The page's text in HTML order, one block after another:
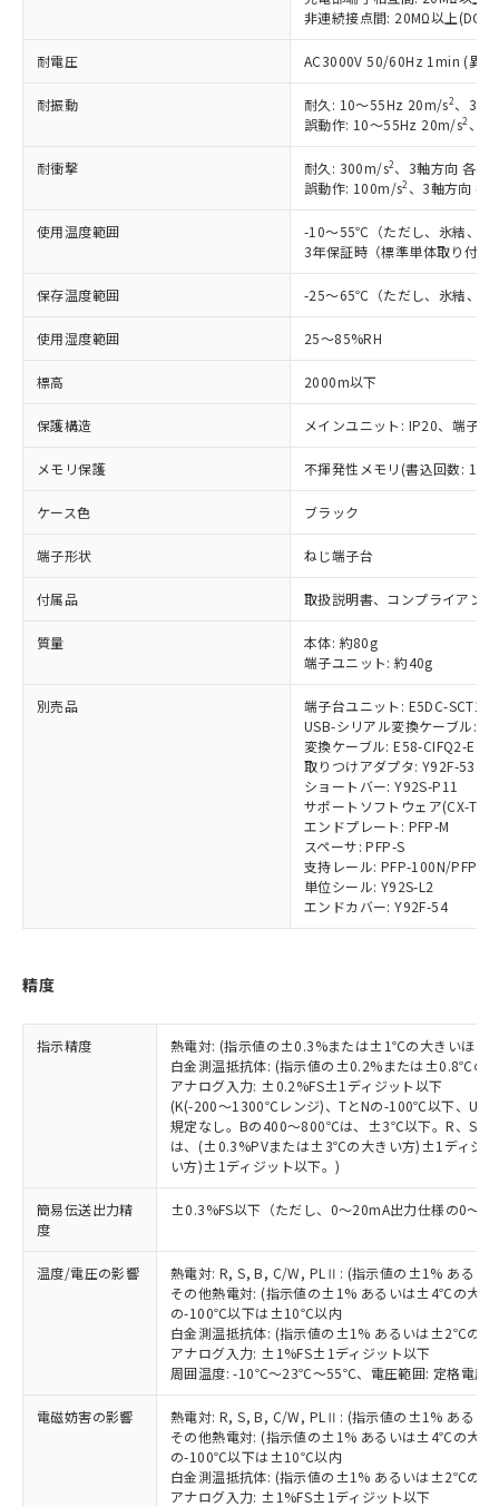
非連続接点間: 20MΩ以上
耐電圧 AC3000V 50/60Hz 1min (異極
耐振動 耐久: 10～55Hz 20m/s2、3軸
誤動作: 10～55Hz 20m/s2 、3
耐衝撃 耐久: 300m/s2、3軸方向 各3回
誤動作: 100m/s2 、3軸方向 各
使用温度範囲
-10～55℃（ただし、氷結、結
3年保証時（標準単体取り付
保存温度範囲 -25～65℃（ただし、氷結、結
使用湿度範囲 25～85%RH
標高 2000m以下
保護構造 メインユニット: IP20、端子
メモリ保護 不揮発性メモリ(書込回数: 100
ケース色 ブラック
端子形状 ねじ端子台
付属品 取扱説明書、コンプライアン
質量
本体: 約80g
端子ユニット: 約40g
別売品
端子台ユニット: E5DC-SCT1S
USB-シリアル変換ケーブル:
変換ケーブル: E58-CIFQ2-E
取りつけアダプタ: Y92F-53
ショートバー: Y92S-P11
サポートソフトウェア(CX-
エンドプレート: PFP-M
スペーサ: PFP-S
支持レール: PFP-100N/PFP-
単位シール: Y92S-L2
エンドカバー: Y92F-54
精度
指示精度
熱電対: (指示値の±0.3%または±1℃の大きいほう
白金測温抵抗体: (指示値の±0.2%または±0.8℃の
アナログ入力: ±0.2%FS±1ディジット以下
(K(-200～1300℃レンジ)、TとNの-100℃以下、U
規定なし。Bの400～800℃は、±3℃以下。R、S
は、(±0.3%PVまたは±3℃の大きい方)±1ディジ
い方)±1ディジット以下。)
簡易伝送出力精
度
±0.3%FS以下（ただし、0～20mA出力仕様の0～
温度/電圧の影響
熱電対: R, S, B, C/W, PLⅡ: (指示値の±1% ある
その他熱電対: (指示値の±1% あるいは±4℃の大き
の-100℃以下は±10℃以内
白金測温抵抗体: (指示値の±1% あるいは±2℃の大
アナログ入力: ±1%FS±1ディジット以下
周囲温度: -10℃～23℃～55℃、電圧範囲: 定格電圧
電磁妨害の影響
熱電対: R, S, B, C/W, PLⅡ: (指示値の±1% ある
その他熱電対: (指示値の±1% あるいは±4℃の大き
の-100℃以下は±10℃以内
白金測温抵抗体: (指示値の±1% あるいは±2℃の大
アナログ入力: ±1%FS±1ディジット以下
以下の条件をお読みいただき、同意のうえ
本サービスは、当社制御機器事業取扱
商品の当社在庫状況および標準価格
(税抜)を提供させていただくもので
当社制御機器事業取扱商品の中には、
本サービスの対象外となる商品もある
ことをご了承ください。
在庫状況および標準価格照会結果は、
記載している更新日時点での社内デー
タに基づき作成されるものであり、閲
覧された時点での実際の在庫および標
準価格とは異なる場合があることをご
正式な納期状況および標準価格はお客
様のお取引先、またはお客様担当のオ
ムロン制御機器販売店・当社販売員に
オムロン制御機器販売店や当社販売拠
販売ネットワーク
」をご確認
在庫状況および標準価格結果を当社の
事前の承諾なく第三者に漏洩または開
示しないようお願いします。
マイパーツ機能（部品リスト作成サー
ビス）をご利用いただくには、I-Web
メンバーズにご登録されている必要が
お客様が当ウェブサイト上で当社にご
登録された部品リストについて、当社
および当社の共同利用者が、当社の製
品・サービスに関するお客様との取
引・商談に必要な範囲で利用すること
※当社の共同利用者とは、"個人情報
の「1.共同利
用者の範囲」に記載されている法人を
対応予定なし：EU RoHS指令（10物質）の
非含有に非対応の商品で、対応品を出す予
調査・確認中：EU RoHS指令（10物質）の
非含有の対応状況を調査中または確認中の
非該当品：ライセンス料など無形物で、有
害物質有無と関係のない商品です。
仕入先様の事情により、非含有部品として
いたものが、含有品と判明した場合などや
むを得ず変更することがあります。
*EU RoHS指令（10物質）：
鉛(Pb) 1000ppm以下、 水銀(Hg) 1000ppm以下、 カド
ミウム(Cd) 100ppm以下、
六価クロム(Cr(Ⅵ)) 1000ppm以下、ポリ臭化ビフェニル
類(PBB) 1000ppm以下、ポリ臭化ジフェニルエーテル類
(PBDE) 1000ppm以下、フタル酸ビス(2-エチルヘキシ
（DBP） 1000ppm以下、フタル酸ジイソブチル
但し、RoHS指令で産業用監視および制御機器に対する
適用除外項目は除く。
図的な使用がないことを確認しています。
部品在庫の切り替え状況などにより、予定
月が前後することがあります。
※3 非含有証明書ダウンロード
下記の非含有証明書をダウンロードするこ
EU RoHS指令（10物質）の非含有証明書
51物質の非含有証明書（当社基準）
※本証明書は発行日時点で非含有を証明す
るもので、過去に遡って非含有を証明する
荷製品に未対応品が混在することから備考
欄に対応日を記載しておりました。
既に当社にて対応品への在庫切替を完了
していることから、特段のことがない限
り、2022年1月12日より割愛しておりま
「○」：最大均質材料含有率が中国RoHSの
基準値以下であることを示します。
「×」：最大均質材料含有率が中国RoHSの
基準値を超えていることを示します。
「－」：未確認です。当社販売部門へお問
*中国RoHS10物質の基準値 (GB/T26572)：
Pb(鉛) :1000ppm、 Hg(水銀) : 1000ppm、 Cd(カドミウ
ム) : 100ppm、
ニル類) : 1000ppm、 PBDEs(ポリ臭化ジフェニルエーテ
DBP(フタル酸ジブチル) : 1000ppm、 DIBP(フタル酸ジ
イソブチル) : 1000ppm、 BBP(フタル酸ブチルベンジ
DEHP(フタル酸ビス(2-エチルヘキシル)) : 1000ppm
「ｅ」：有害物質（10物質）のすべてが基
準値以下であることを示します。
「10」：通常の使用状況下において有害物
質が外部に漏えいし、環境に深刻な影響を
及ぼさない年数を意味します。
「－」：未確認です。当社販売部門へお問
当社は、これら貴社製品のうち、外国
為替および外国貿易法に定める商品
（以下｢規制貨物等」という）を輸出
または国外への提供する場合は、日本
可)を取得するなどの必要な手続きを
当社は規制貨物を破棄する場合は、完
全に破砕するなど、違法に輸出されな
いよう必要な手段を講じます。
当社は貴社製品を、核兵器、ミサイ
ル、化学兵器、生物兵器またはその他
武器並びにこれらの製造装置等に一切
当社は、貴社製品を第三者に販売する
場合は、上記1、2および3の内容を当
該第三者に通知します。また当社は、
法に輸出するおそれがある場合は、取
キャンセル
記
号
一定数以上の在庫あり
一定数には満たないが在庫あり
在庫なし(最新の在庫状況につ
いては、お客様のお取引先、ま
たはお客様担当のオムロン制御
機器販売店・当社販売員にご確
受注生産機種、また在庫状況の
情報を公開していない機種